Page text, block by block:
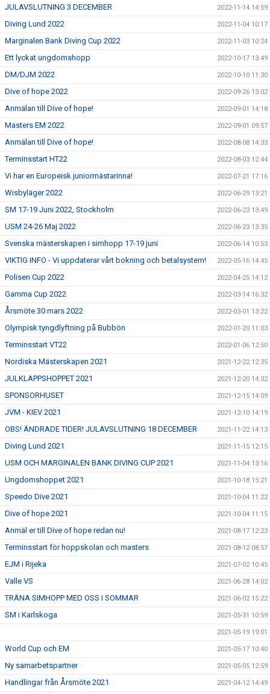
JULAVSLUTNING 3 DECEMBER 2022-11-14 14:59
Diving Lund 2022 2022-11-04 10:17
Marginalen Bank Diving Cup 2022 2022-11-03 10:24
Ett lyckat ungdomshopp 2022-10-17 13:49
DM/DJM 2022 2022-10-10 11:30
Dive of hope 2022 2022-09-26 13:02
Anmälan till Dive of hope! 2022-09-01 14:18
Masters EM 2022 2022-09-01 09:57
Anmälan till Dive of hope! 2022-08-08 14:33
Terminsstart HT22 2022-08-03 12:44
Vi har en Europeisk juniormästarinna! 2022-07-21 17:16
Wisbyläger 2022 2022-06-29 13:21
SM 17-19 Juni 2022, Stockholm 2022-06-23 13:49
USM 24-26 Maj 2022 2022-06-23 13:35
Svenska mästerskapen i simhopp 17-19 juni 2022-06-14 10:53
VIKTIG INFO - Vi uppdaterar vårt bokning och betalsystem! 2022-05-16 14:45
Polisen Cup 2022 2022-04-25 14:12
Gamma Cup 2022 2022-03-14 16:32
Årsmöte 30 mars 2022 2022-03-01 13:22
Olympisk tyngdlyftning på Bubbön 2022-01-20 11:03
Terminsstart VT22 2022-01-06 12:50
Nordiska Mästerskapen 2021 2021-12-22 12:35
JULKLAPPSHOPPET 2021 2021-12-20 14:32
SPONSORHUSET 2021-12-15 14:09
JVM - KIEV 2021 2021-12-10 14:19
OBS! ÄNDRADE TIDER! JULAVSLUTNING 18 DECEMBER 2021-11-22 14:13
Diving Lund 2021 2021-11-15 12:15
USM OCH MARGINALEN BANK DIVING CUP 2021 2021-11-04 13:16
Ungdomshoppet 2021 2021-10-18 15:21
Speedo Dive 2021 2021-10-04 11:22
Dive of hope 2021 2021-10-04 11:15
Anmäl er till Dive of hope redan nu! 2021-08-17 12:23
Terminsstart för hoppskolan och masters 2021-08-12 08:57
EJM i Rijeka 2021-07-02 10:45
Valle VS 2021-06-28 14:02
TRÄNA SIMHOPP MED OSS I SOMMAR 2021-06-02 15:22
SM i Karlskoga 2021-05-31 10:59
2021-05-19 19:01
World Cup och EM 2021-05-17 10:40
Ny samarbetspartner 2021-05-05 12:59
Handlingar från Årsmöte 2021 2021-04-12 14:49